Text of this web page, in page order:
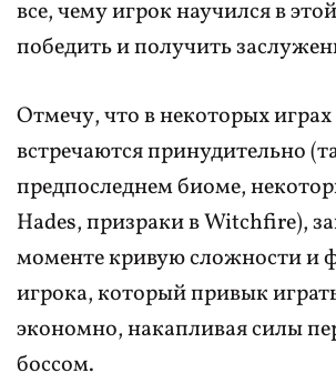
все, чему игрок научился в
победить и получить
Отмечу, что в некоторых
встречаются принудительно
предпоследнем биоме,
Hades, призраки в Witchfire),
моменте кривую сложности и
игрока, который привык
экономно, накапливая силы
боссом.